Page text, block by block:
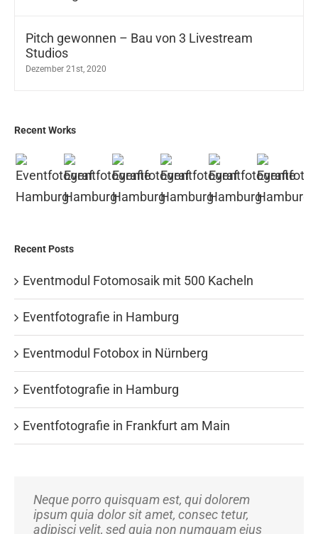
Pitch gewonnen – Bau von 3 Livestream
Studios
Dezember 21st, 2020
Recent Works
Recent Posts
Eventmodul Fotomosaik mit 500 Kacheln
Eventfotografie in Hamburg
Eventmodul Fotobox in Nürnberg
Eventfotografie in Hamburg
Eventfotografie in Frankfurt am Main
Neque porro quisquam est, qui dolorem
ipsum quia dolor sit amet, consec tetur,
adipisci velit, sed quia non numquam eius
Aliquam erat volutpat. Quisque at est id ligula
facilisis laoreet eget pulvinar nibh.
Suspendisse at ultrices dui. Curabitur ac felis